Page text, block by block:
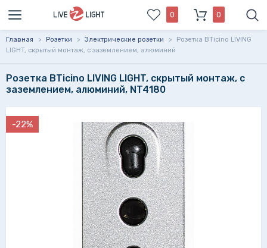
0 0
Главная > Розетки > Электрические розетки >
Розетка BTicino LIVING
LIGHT, скрытый монтаж, с заземлением, алюминий
Розетка BTicino LIVING LIGHT, скрытый монтаж, с
заземлением, алюминий, NT4180
-22%